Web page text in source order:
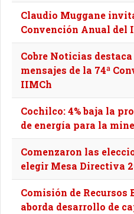
Claudio Muggane
Convención Anual del
Cobre Noticias
mensajes de la 74ª
IIMCh
Cochilco: 4% baja la
de energía para la
Comenzaron las
elegir Mesa Directiva
Comisión de Recursos
aborda desarrollo de